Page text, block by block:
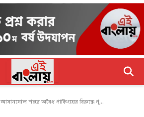
আসানসোল শহরে অবৈধ পার্কিংয়ের বিরুদ্ধে পু...